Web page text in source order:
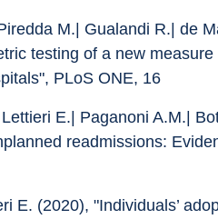
M.| Gualandi R.| de
testing of a new
PLoS ONE, 16
E.| Paganoni A.M.|
readmissions:
E. (2020), "Individuals’